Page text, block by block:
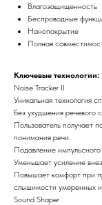
Влагозащищенность
Беспроводные
Нанопокрытие
Полная
Ключевые технологии:
Noise Tracker II
Уникальная технология
без ухудшения речевого
Пользователь получает
понимания речи.
Подавление
Уменьшает усиление
Повышает комфорт при
слышимости умеренных и
Sound Shaper